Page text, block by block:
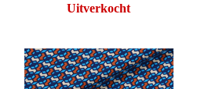
Uitverkocht